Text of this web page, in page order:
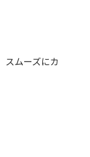
スムーズにカ